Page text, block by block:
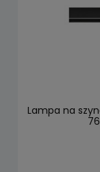
Lampa na